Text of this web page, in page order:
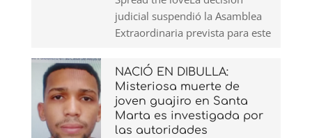
judicial suspendió la Asamblea
Extraordinaria prevista para este
NACIÓ EN DIBULLA:
Misteriosa muerte de
joven guajiro en Santa
Marta es investigada por
las autoridades